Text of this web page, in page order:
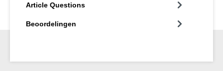
Article Questions
Beoordelingen